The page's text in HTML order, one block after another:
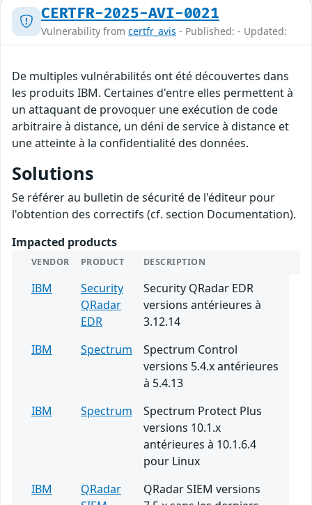
CERTFR-2025-AVI-0021
Vulnerability from certfr_avis - Published: - Updated:
De multiples vulnérabilités ont été découvertes dans
les produits IBM. Certaines d'entre elles permettent à
un attaquant de provoquer une exécution de code
arbitraire à distance, un déni de service à distance et
une atteinte à la confidentialité des données.
Solutions
Se référer au bulletin de sécurité de l'éditeur pour
l'obtention des correctifs (cf. section Documentation).
Impacted products
VENDOR PRODUCT DESCRIPTION
IBM
Security
QRadar
EDR
Security QRadar EDR
versions antérieures à
3.12.14
IBM
Spectrum
Spectrum Control
versions 5.4.x antérieures
à 5.4.13
IBM
Spectrum
Spectrum Protect Plus
versions 10.1.x
antérieures à 10.1.6.4
pour Linux
IBM
QRadar
QRadar SIEM versions